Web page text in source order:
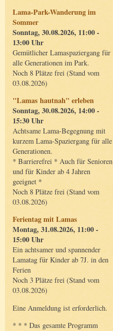
Lama-Park-Wanderung im
Sommer
Sonntag, 30.08.2026, 11:00 -
13:00 Uhr
Gemütlicher Lamaspaziergang für
alle Generationen im Park.
Noch 8 Plätze frei (Stand vom
03.08.2026)
"Lamas hautnah" erleben
Sonntag, 30.08.2026, 14:00 -
15:30 Uhr
Achtsame Lama-Begegnung mit
kurzem Lama-Spaziergang für alle
Generationen.
* Barrierefrei * Auch für Senioren
und für Kinder ab 4 Jahren
geeignet *
Noch 8 Plätze frei (Stand vom
03.08.2026)
Ferientag mit Lamas
Montag, 31.08.2026, 11:00 -
15:00 Uhr
Ein achtsamer und spannender
Lamatag für Kinder ab 7J. in den
Ferien
Noch 3 Plätze frei (Stand vom
03.08.2026)
Eine Anmeldung ist erforderlich.
* * * Das gesamte Programm